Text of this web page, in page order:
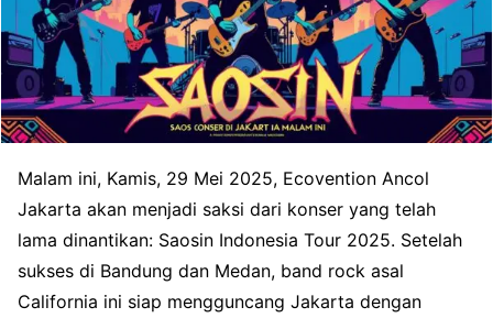
Malam ini, Kamis, 29 Mei 2025, Ecovention Ancol
Jakarta akan menjadi saksi dari konser yang telah
lama dinantikan: Saosin Indonesia Tour 2025. Setelah
sukses di Bandung dan Medan, band rock asal
California ini siap mengguncang Jakarta dengan